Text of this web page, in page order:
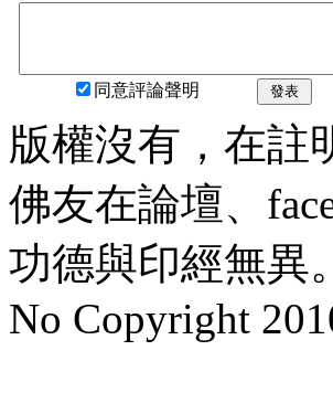
同意評論聲明 發表
版權沒有，在註
佛友在論壇、
功德與印經無異。
No Copyright